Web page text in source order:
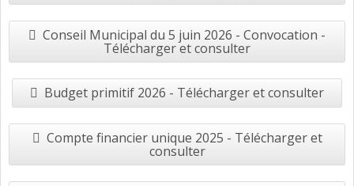
Conseil Municipal du 5 juin 2026 - Convocation -
Télécharger et consulter
Budget primitif 2026 - Télécharger et consulter
Compte financier unique 2025 - Télécharger et
consulter